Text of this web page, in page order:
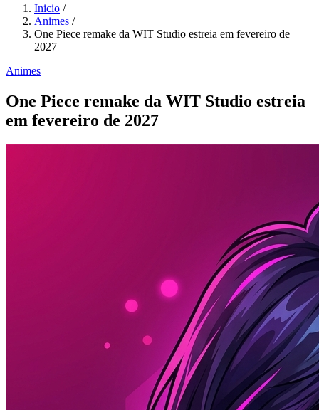
Inicio /
Animes /
One Piece remake da WIT Studio estreia em fevereiro de
2027
Animes
One Piece remake da WIT Studio estreia
em fevereiro de 2027